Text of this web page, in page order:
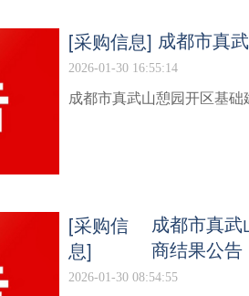
[采购信息] 成都市真
2026-01-30 16:55:14
成都市真武山憩园开区基
[采购信
息]
成都市真武
商结果公告
2026-01-30 08:54:55